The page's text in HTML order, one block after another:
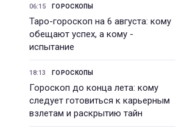
06:15 ГОРОСКОПЫ
Таро-гороскоп на 6 августа: кому
обещают успех, а кому -
испытание
18:13 ГОРОСКОПЫ
Гороскоп до конца лета: кому
следует готовиться к карьерным
взлетам и раскрытию тайн